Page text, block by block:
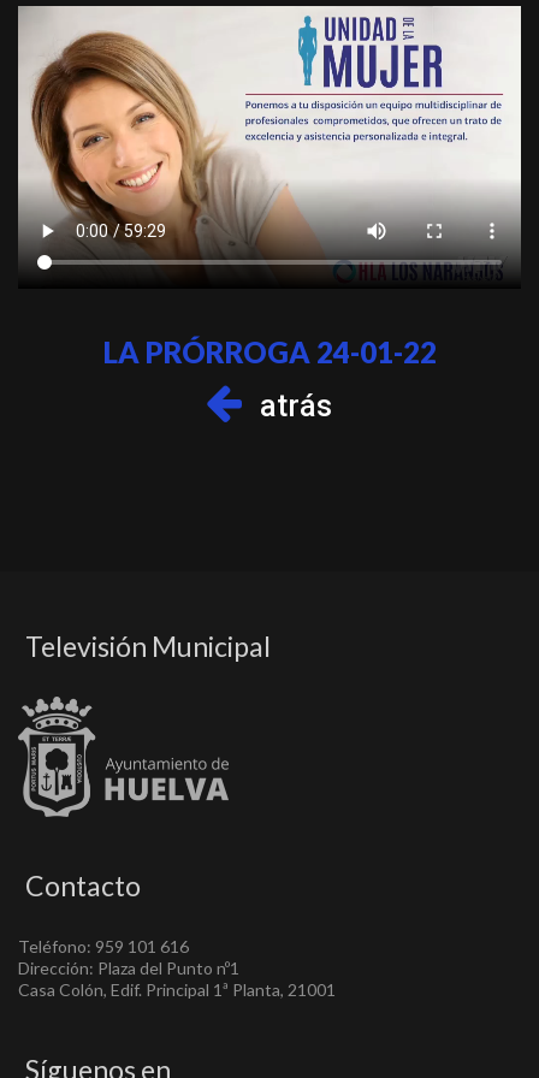
LA PRÓRROGA 24-01-22
atrás
Televisión Municipal
Contacto
Teléfono: 959 101 616
Dirección: Plaza del Punto nº1
Casa Colón, Edif. Principal 1ª Planta, 21001
Síguenos en